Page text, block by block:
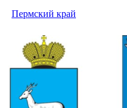
Пермский край